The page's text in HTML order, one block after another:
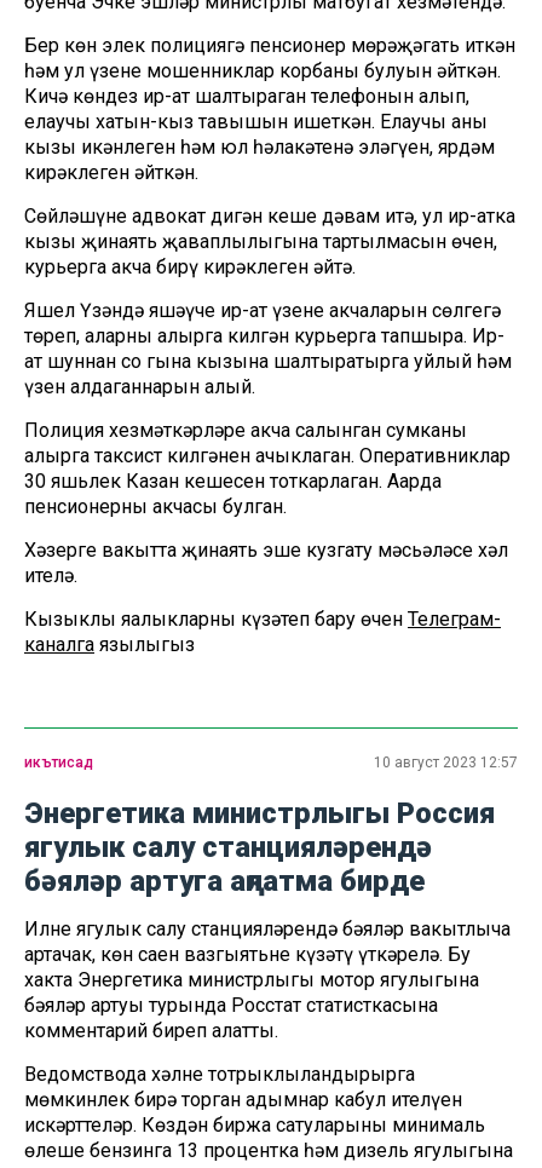
Бер көн элек полициягә пенсионер мөрәҗәгать иткән
һәм ул үзенең мошенниклар корбаны булуын әйткән.
Кичә көндез ир-ат шалтыраган телефонын алып,
елаучы хатын-кыз тавышын ишеткән. Елаучы аның
кызы икәнлеген һәм юл һәлакәтенә эләгүен, ярдәм
кирәклеген әйткән.
Сөйләшүне адвокат дигән кеше дәвам итә, ул ир-атка
кызы җинаять җаваплылыгына тартылмасын өчен,
курьерга акча бирү кирәклеген әйтә.
Яшел Үзәндә яшәүче ир-ат үзенең акчаларын сөлгегә
төреп, аларны алырга килгән курьерга тапшыра. Ир-
ат шуннан соң гына кызына шалтыратырга уйлый һәм
үзен алдаганнарын аңлый.
Полиция хезмәткәрләре акча салынган сумканы
алырга таксист килгәнен ачыклаган. Оперативниклар
30 яшьлек Казан кешесен тоткарлаган. Аңарда
пенсионерның акчасы булган.
Хәзерге вакытта җинаять эше кузгату мәсьәләсе хәл
ителә.
Кызыклы яңалыкларны күзәтеп бару өчен Телеграм-
каналга язылыгыз
икътисад 10 август 2023 12:57
Энергетика министрлыгы Россия
ягулык салу станцияләрендә
бәяләр артуга аңлатма бирде
Илнең ягулык салу станцияләрендә бәяләр вакытлыча
артачак, көн саен вазгыятьне күзәтү үткәрелә. Бу
хакта Энергетика министрлыгы мотор ягулыгына
бәяләр артуы турында Росстат статисткасына
комментарий биреп аңлатты.
Ведомствода хәлне тотрыклыландырырга
мөмкинлек бирә торган адымнар кабул ителүен
искәрттеләр. Көздән биржа сатуларының минималь
өлеше бензинга 13 процентка һәм дизель ягулыгына